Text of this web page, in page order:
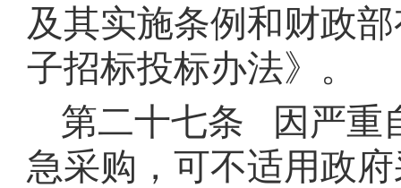
及其实施条例和财政
子招标投标办法》。
第二十七条 因严重
急采购，可不适用政